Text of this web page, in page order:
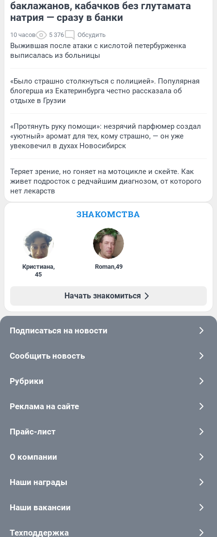
баклажанов, кабачков без глутамата
натрия — сразу в банки
10 часов 5 376 Обсудить
Выжившая после атаки с кислотой петербурженка
выписалась из больницы
«Было страшно столкнуться с полицией». Популярная
блогерша из Екатеринбурга честно рассказала об
отдыхе в Грузии
«Протянуть руку помощи»: незрячий парфюмер создал
«уютный» аромат для тех, кому страшно, — он уже
увековечил в духах Новосибирск
Теряет зрение, но гоняет на мотоцикле и скейте. Как
живет подросток с редчайшим диагнозом, от которого
нет лекарств
ЗНАКОМСТВА
Кристиана,
45
Roman,49
Начать знакомиться
Подписаться на новости
Сообщить новость
Рубрики
Реклама на сайте
Прайс-лист
О компании
Наши награды
Наши вакансии
Техподдержка